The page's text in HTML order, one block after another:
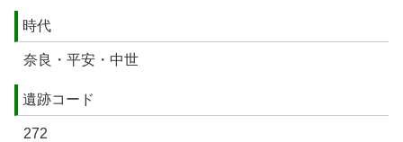
時代
奈良・平安・中世
遺跡コード
272